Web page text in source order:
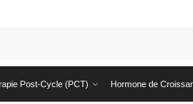
Post-Cycle (PCT) Hormone de